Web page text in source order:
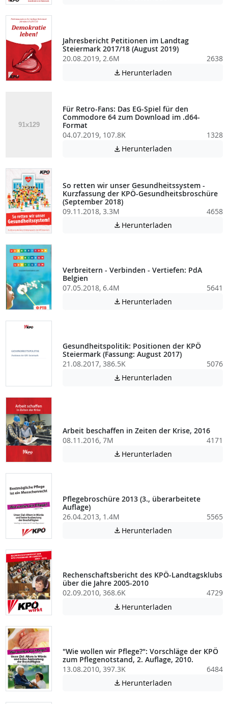
Jahresbericht Petitionen im Landtag
Steiermark 2017/18 (August 2019)
20.08.2019, 2.6M
2638
 Herunterladen
Für Retro-Fans: Das EG-Spiel für den
Commodore 64 zum Download im .d64-
Format
04.07.2019, 107.8K
1328
 Herunterladen
So retten wir unser Gesundheitssystem -
Kurzfassung der KPÖ-Gesundheitsbroschüre
(September 2018)
09.11.2018, 3.3M
4658
 Herunterladen
Verbreitern - Verbinden - Vertiefen: PdA
Belgien
07.05.2018, 6.4M
5641
 Herunterladen
Gesundheitspolitik: Positionen der KPÖ
Steiermark (Fassung: August 2017)
21.08.2017, 386.5K
5076
 Herunterladen
Arbeit beschaffen in Zeiten der Krise, 2016
08.11.2016, 7M
4171
 Herunterladen
Pflegebroschüre 2013 (3., überarbeitete
Auflage)
26.04.2013, 1.4M
5565
 Herunterladen
Rechenschaftsbericht des KPÖ-Landtagsklubs
über die Jahre 2005-2010
02.09.2010, 368.6K
4729
 Herunterladen
"Wie wollen wir Pflege?": Vorschläge der KPÖ
zum Pflegenotstand, 2. Auflage, 2010.
13.08.2010, 397.3K
6484
 Herunterladen